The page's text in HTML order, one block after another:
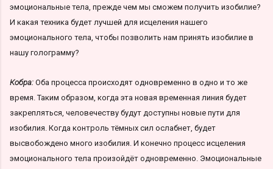
эмоциональные тела, прежде чем мы сможем получить изобилие?
И какая техника будет лучшей для исцеления нашего
эмоционального тела, чтобы позволить нам принять изобилие в
нашу голограмму?
Кобра: Оба процесса происходят одновременно в одно и то же
время. Таким образом, когда эта новая временная линия будет
закрепляться, человечеству будут доступны новые пути для
изобилия. Когда контроль тёмных сил ослабнет, будет
высвобождено много изобилия. И конечно процесс исцеления
эмоционального тела произойдёт одновременно. Эмоциональные